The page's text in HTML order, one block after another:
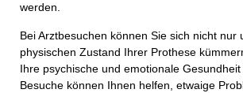
werden.
Bei Arztbesuchen können Sie sich nicht nur
physischen Zustand Ihrer Prothese
Ihre psychische und emotionale
Besuche können Ihnen helfen, etwaige